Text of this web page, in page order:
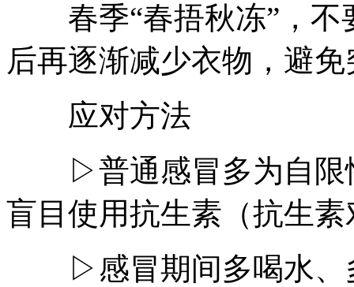
春季“春捂秋冻”，不
后再逐渐减少衣物，避
应对方法
▷普通感冒多为自限
盲目使用抗生素（抗生
▷感冒期间多喝水、